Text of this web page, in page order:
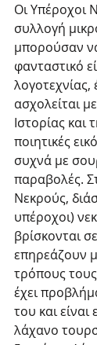
Οι Υπέροχοι
συλλογή
μπορούσαν
φανταστικό
ασχολείται
Ιστορίας
ποιητικές
συχνά με
παραβολές.
Νεκρούς,
υπέροχοι)
βρίσκονται
επηρεάζουν
τρόπους
έχει
του και
λάχανο